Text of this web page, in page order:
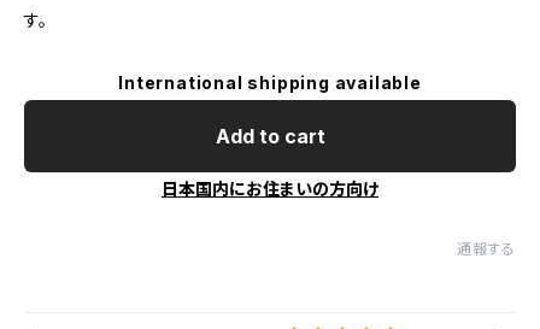
す。
International shipping available
Add to cart
日本国内にお住まいの方向け
通報する